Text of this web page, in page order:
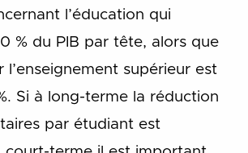
l’éducation qui
% du PIB par tête, alors que
l’enseignement supérieur est
Si à long-terme la réduction
par étudiant est